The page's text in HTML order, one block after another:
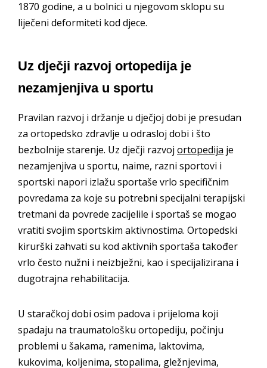
1870 godine, a u bolnici u njegovom sklopu su
liječeni deformiteti kod djece.
Uz dječji razvoj ortopedija je
nezamjenjiva u sportu
Pravilan razvoj i držanje u dječjoj dobi je presudan
za ortopedsko zdravlje u odrasloj dobi i što
bezbolnije starenje. Uz dječji razvoj ortopedija je
nezamjenjiva u sportu, naime, razni sportovi i
sportski napori izlažu sportaše vrlo specifičnim
povredama za koje su potrebni specijalni terapijski
tretmani da povrede zacijelile i sportaš se mogao
vratiti svojim sportskim aktivnostima. Ortopedski
kirurški zahvati su kod aktivnih sportaša također
vrlo često nužni i neizbježni, kao i specijalizirana i
dugotrajna rehabilitacija.
U staračkoj dobi osim padova i prijeloma koji
spadaju na traumatološku ortopediju, počinju
problemi u šakama, ramenima, laktovima,
kukovima, koljenima, stopalima, gležnjevima,